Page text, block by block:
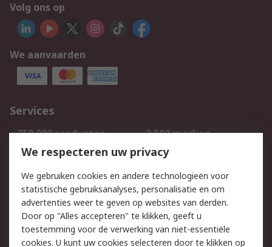
Volg ons op
We aanvaarden
Services
750.000 producten
2.500 merken
Bestellen
Inkoopoplossingen
Track & Trace
Wettelijk
Cookiebeleid Email veiligheid
We respecteren uw privacy
We gebruiken cookies en andere technologieën voor
statistische gebruiksanalyses, personalisatie en om
advertenties weer te geven op websites van derden.
Door op "Alles accepteren" te klikken, geeft u
toestemming voor de verwerking van niet-essentiële
cookies. U kunt uw cookies selecteren door te klikken op